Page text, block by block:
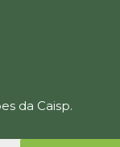
da Caisp.